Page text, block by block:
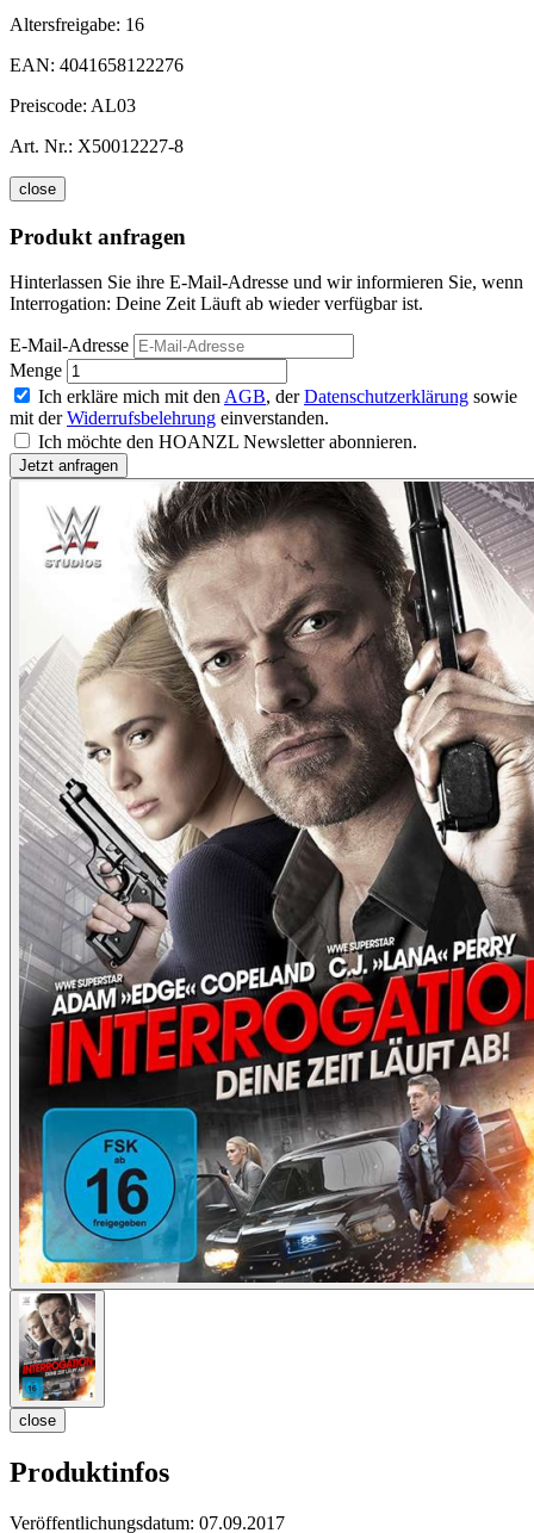
Altersfreigabe: 16
EAN: 4041658122276
Preiscode: AL03
Art. Nr.: X50012227-8
close
Produkt anfragen
Hinterlassen Sie ihre E-Mail-Adresse und wir informieren Sie, wenn
Interrogation: Deine Zeit Läuft ab wieder verfügbar ist.
E-Mail-Adresse
Menge
Ich erkläre mich mit den AGB, derDatenschutzerklärung sowie
mit derWiderrufsbelehrung einverstanden.
Ich möchte den HOANZL Newsletter abonnieren.
close
Produktinfos
Veröffentlichungsdatum: 07.09.2017